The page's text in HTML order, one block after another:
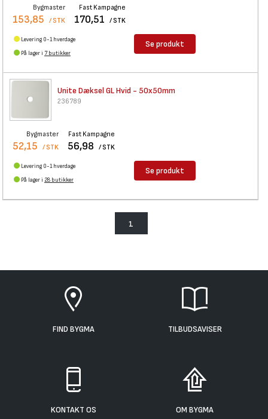
Bygmaster
153,85 / STK
Fast Kampagne
170,51 / STK
Levering 0-1 hverdage
På lager i 7 butikker
Se produkt
Unite Dæksel GL Hvid - 50x50mm
236789
Bygmaster
52,15 / STK
Fast Kampagne
56,98 / STK
Levering 0-1 hverdage
På lager i 28 butikker
Se produkt
1
FIND BYGMA TILBUDSAVISER
KONTAKT OS OM BYGMA